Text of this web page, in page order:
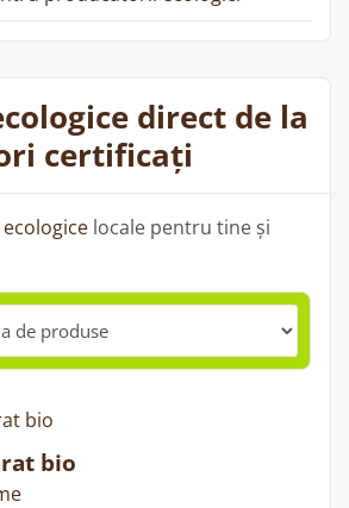
direct de la
certificați
locale pentru tine și
bio